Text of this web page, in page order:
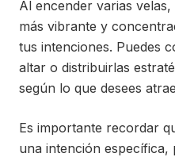
Al encender varias
más vibrante y
tus intenciones. Puedes
altar o distribuirlas
según lo que desees
Es importante recordar
una intención específica,